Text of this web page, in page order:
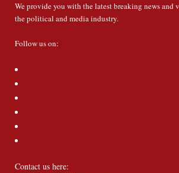
We provide you with the latest breaking news and
the political and media industry.
Follow us on:
Contact us here: